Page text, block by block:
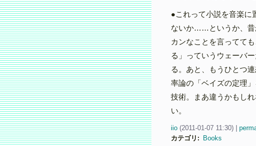
●これって小説を音楽に
ないか……というか、昔
カンなことを言ってて
る」っていうウェーバ
る。あと、もうひとつ
率論の「ベイズの定理
技術。まあ違うかもし
い。
iio (2011-01-07 11:30)
カテゴリ : Books